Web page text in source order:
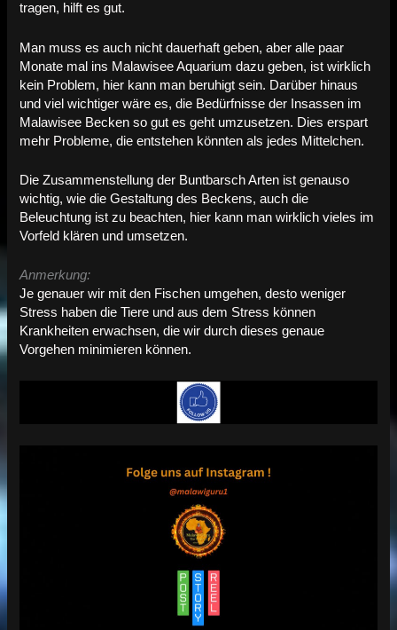
tragen, hilft es gut.
Man muss es auch nicht dauerhaft geben, aber alle paar
Monate mal ins Malawisee Aquarium dazu geben, ist wirklich
kein Problem, hier kann man beruhigt sein. Darüber hinaus
und viel wichtiger wäre es, die Bedürfnisse der Insassen im
Malawisee Becken so gut es geht umzusetzen. Dies erspart
mehr Probleme, die entstehen könnten als jedes Mittelchen.
Die Zusammenstellung der Buntbarsch Arten ist genauso
wichtig, wie die Gestaltung des Beckens, auch die
Beleuchtung ist zu beachten, hier kann man wirklich vieles im
Vorfeld klären und umsetzen.
Anmerkung:
Je genauer wir mit den Fischen umgehen, desto weniger
Stress haben die Tiere und aus dem Stress können
Krankheiten erwachsen, die wir durch dieses genaue
Vorgehen minimieren können.